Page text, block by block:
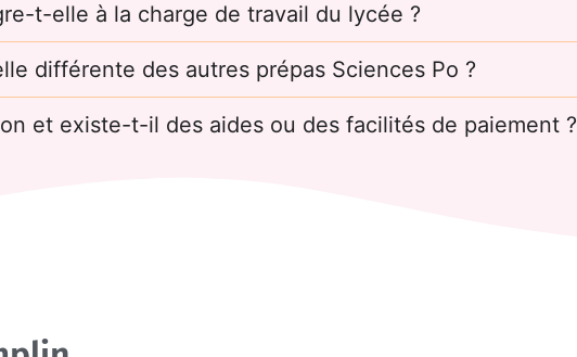
t-elle à la charge de travail du lycée ?
différente des autres prépas Sciences Po ?
et existe-t-il des aides ou des facilités de paiement ?